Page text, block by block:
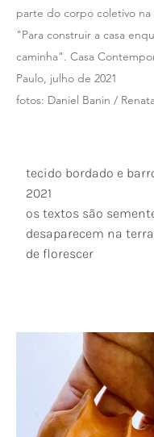
parte do corpo coletivo na
"Para construir a casa
caminha". Casa
Paulo, julho de 2021
fotos: Daniel Banin /
tecido bordado e
2021
os textos são
desaparecem na
de florescer